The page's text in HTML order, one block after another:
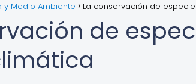
y Medio Ambiente La conservación de
de